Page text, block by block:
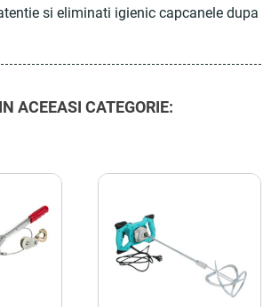
si eliminati igienic capcanele dupa
ACEEASI CATEGORIE: